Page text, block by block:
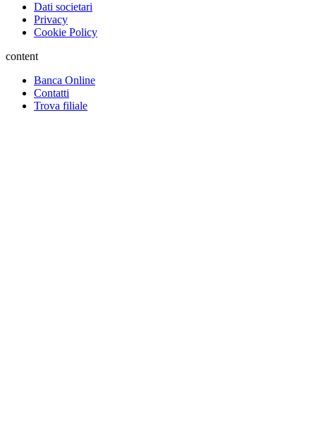
Dati societari
Privacy
Cookie Policy
content
Banca Online
Contatti
Trova filiale